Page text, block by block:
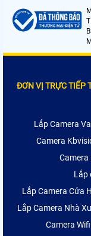
ĐƠN VỊ TRỰC TIẾP
Lắp Camera
Camera
Camera
Lắp
Lắp Camera Cửa
Lắp Camera Nhà
Camera